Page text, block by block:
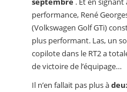
performance, René
(Volkswagen Golf GTi)
plus performant. Las, un
copilote dans le RT2 a
de victoire de l’équipage…
Il n’en fallait pas plus à